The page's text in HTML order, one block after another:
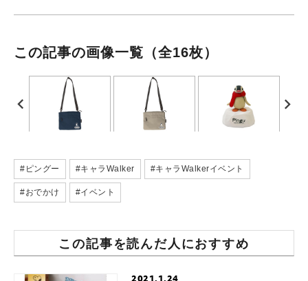
この記事の画像一覧 （全16枚）
#ピングー #キャラWalker #キャラWalkerイベント
#おでかけ #イベント
この記事を読んだ人におすすめ